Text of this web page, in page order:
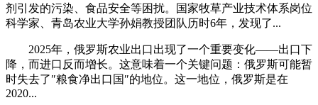
剂引发的污染、食品安全等困扰。国家牧草产业技术体系岗位
科学家、青岛农业大学孙娟教授团队历时6年，发现了...
2025年，俄罗斯农业出口出现了一个重要变化——出口下
降，而进口反而增长。这意味着一个关键问题：俄罗斯可能暂
时失去了″粮食净出口国″的地位。这一地位，俄罗斯是在
2020...